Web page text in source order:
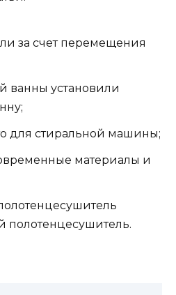
за счет перемещения
ванны установили
для стиральной машины;
материалы и
полотенцесушитель.